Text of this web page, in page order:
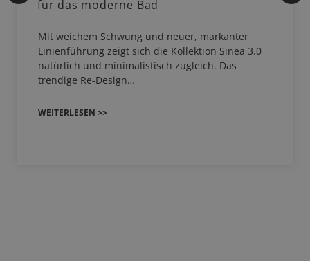
für das moderne Bad
Mit weichem Schwung und neuer, markanter
Linienführung zeigt sich die Kollektion Sinea 3.0
natürlich und minimalistisch zugleich. Das
trendige Re-Design…
WEITERLESEN >>